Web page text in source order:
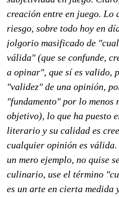
creación entre en juego. Lo
riesgo, sobre todo hoy en
jolgorio masificado de
válida" (que se confunde,
a opinar", que sí es valido,
"validez" de una opinión,
"fundamento" por lo menos
objetivo), lo que ha puesto
literario y su calidad es
cualquier opinión es válida.
un mero ejemplo, no quise
culinario, use el término
es un arte en cierta medida